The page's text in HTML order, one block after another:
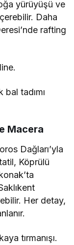
yürüyüşü ve
Daha
rafting
bal tadımı
Macera
Dağları’yla
Köprülü
Her detay,
tırmanışı.